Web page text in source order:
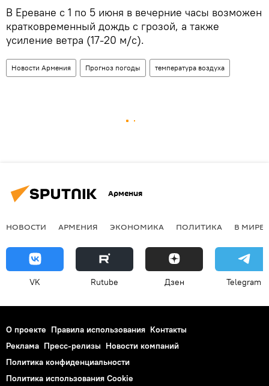
В Ереване с 1 по 5 июня в вечерние часы возможен
кратковременный дождь с грозой, а также
усиление ветра (17-20 м/с).
Новости Армения Прогноз погоды температура воздуха
Армения
НОВОСТИ АРМЕНИЯ ЭКОНОМИКА ПОЛИТИКА В МИРЕ
VK Rutube Дзен Telegram
О проекте Правила использования Контакты
Реклама Пресс-релизы Новости компаний
Политика конфиденциальности
Политика использования Cookie